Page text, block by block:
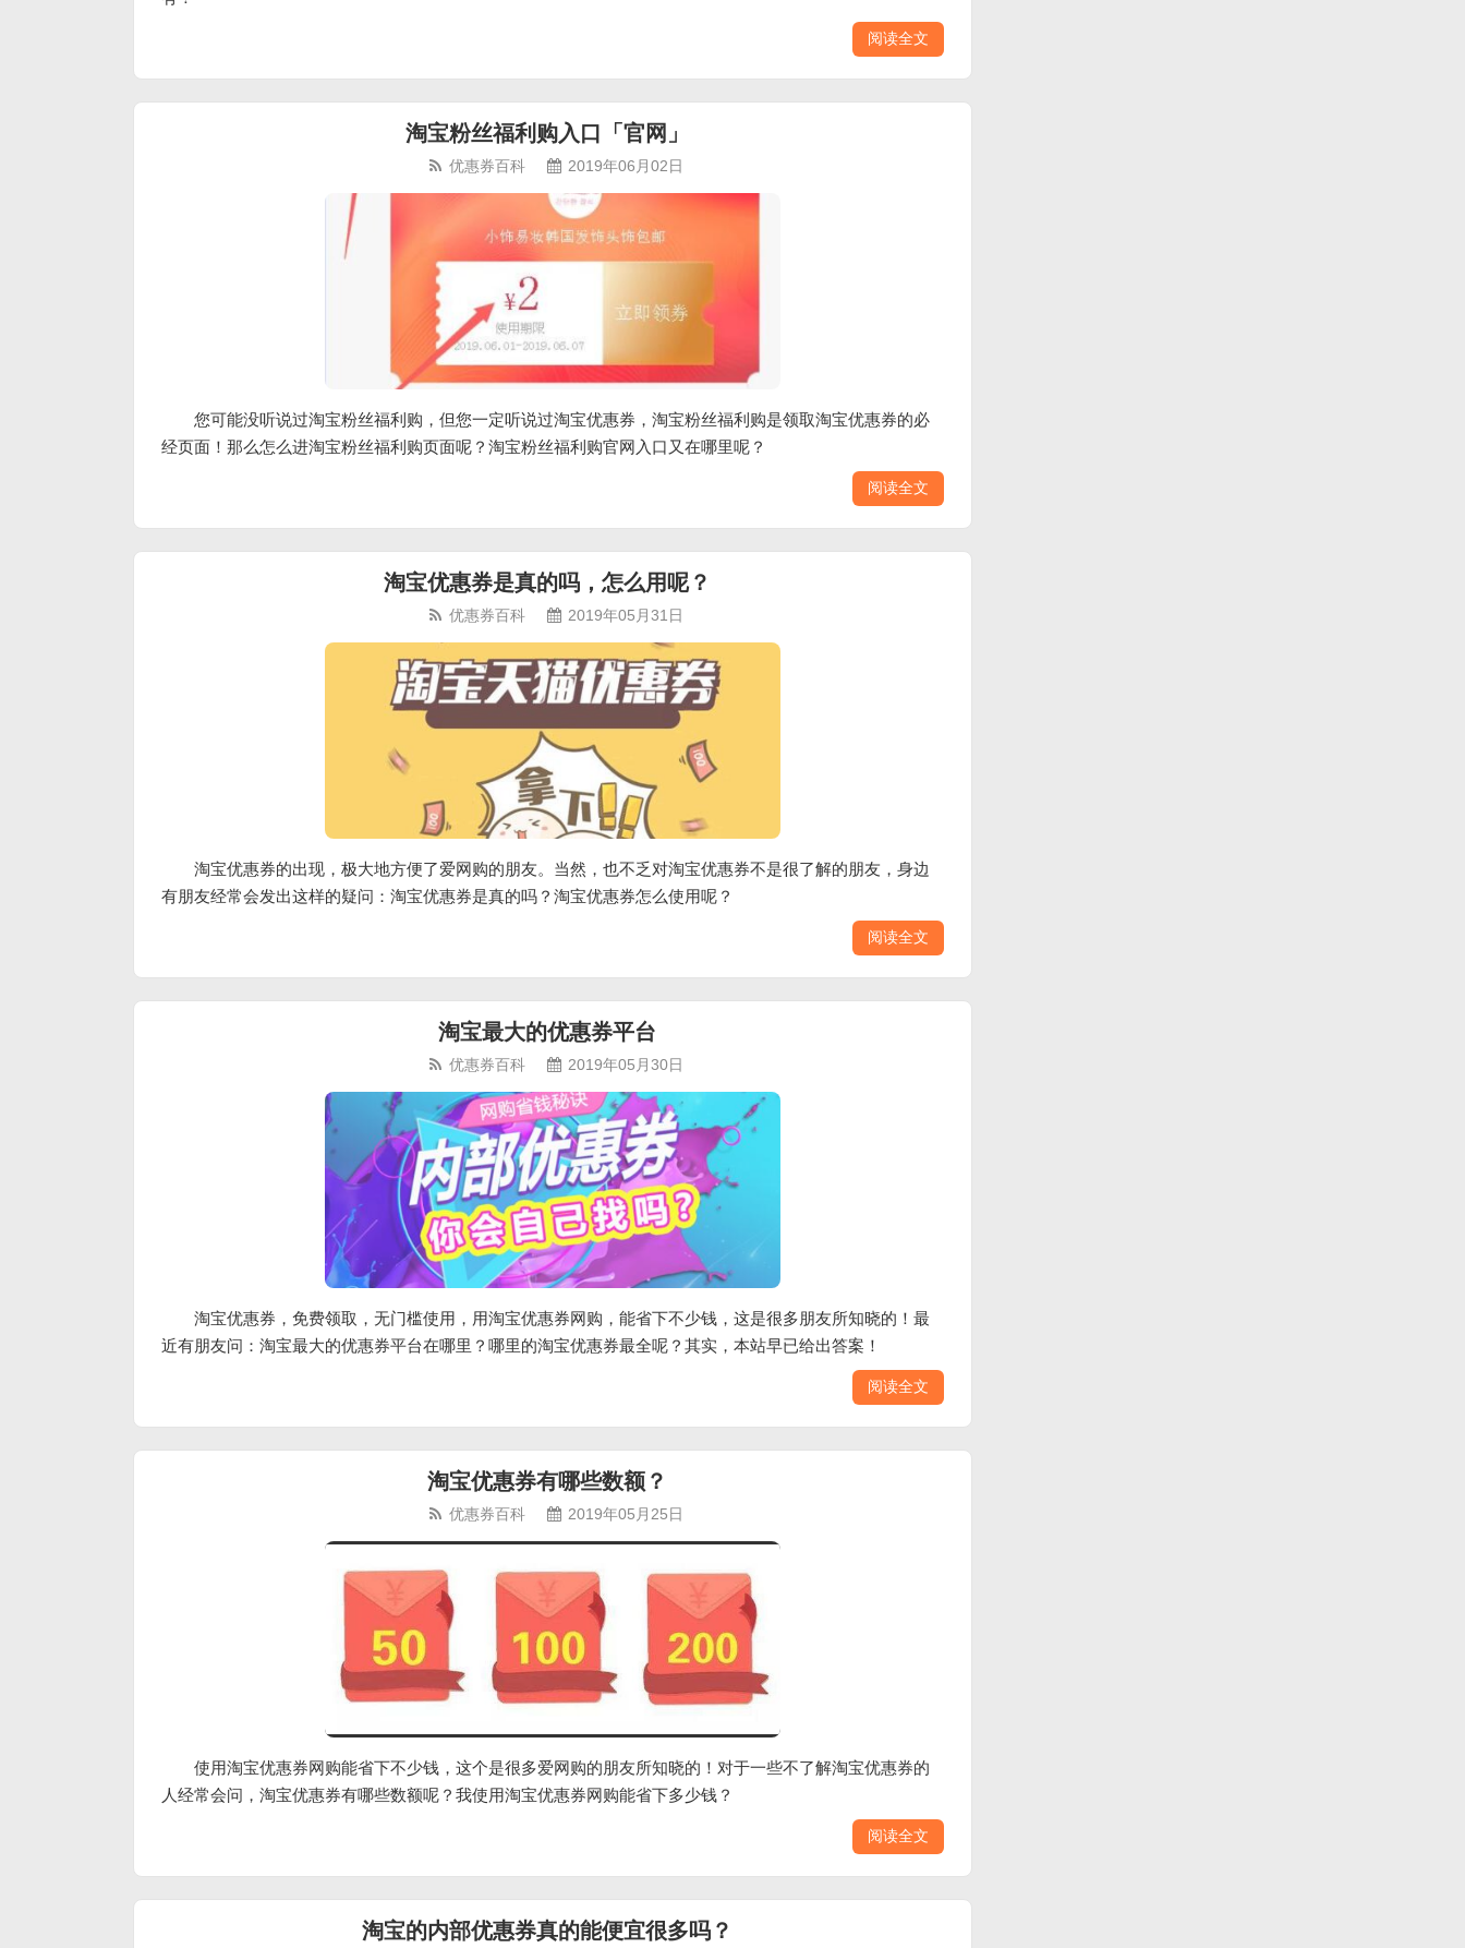
阅读全文
淘宝粉丝福利购入口「官网」
优惠券百科 2019年06月02日
您可能没听说过淘宝粉丝福利购，但您一定听说过淘宝优惠券，淘宝粉丝福利购是领取淘宝优惠券的必
经页面！那么怎么进淘宝粉丝福利购页面呢？淘宝粉丝福利购官网入口又在哪里呢？
阅读全文
淘宝优惠券是真的吗，怎么用呢？
优惠券百科 2019年05月31日
淘宝优惠券的出现，极大地方便了爱网购的朋友。当然，也不乏对淘宝优惠券不是很了解的朋友，身边
有朋友经常会发出这样的疑问：淘宝优惠券是真的吗？淘宝优惠券怎么使用呢？
阅读全文
淘宝最大的优惠券平台
优惠券百科 2019年05月30日
淘宝优惠券，免费领取，无门槛使用，用淘宝优惠券网购，能省下不少钱，这是很多朋友所知晓的！最
近有朋友问：淘宝最大的优惠券平台在哪里？哪里的淘宝优惠券最全呢？其实，本站早已给出答案！
阅读全文
淘宝优惠券有哪些数额？
优惠券百科 2019年05月25日
使用淘宝优惠券网购能省下不少钱，这个是很多爱网购的朋友所知晓的！对于一些不了解淘宝优惠券的
人经常会问，淘宝优惠券有哪些数额呢？我使用淘宝优惠券网购能省下多少钱？
阅读全文
淘宝的内部优惠券真的能便宜很多吗？